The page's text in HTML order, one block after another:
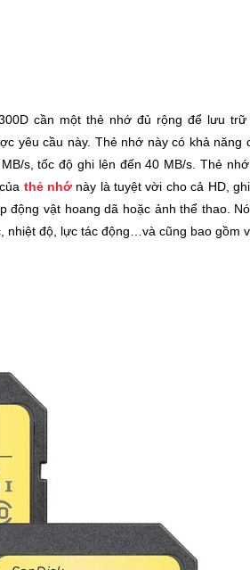
cần một thẻ nhớ đủ rộng để lưu trữ
yêu cầu này. Thẻ nhớ này có khả năng
s, tốc độ ghi lên đến 40 MB/s. Thẻ
thẻ nhớ này là tuyệt vời cho cả HD,
động vật hoang dã hoặc ảnh thể thao.
độ, lực tác động…và cũng bao gồm